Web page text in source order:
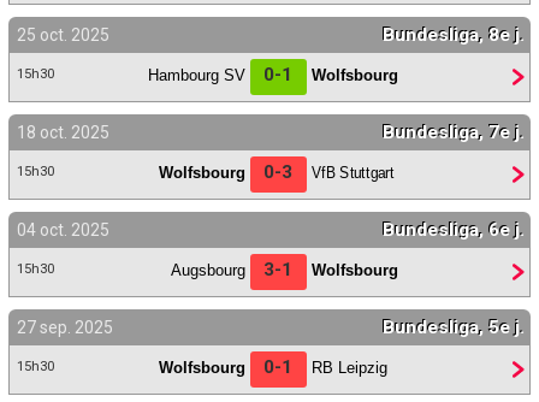
25 oct. 2025 Bundesliga, 8e j.
15h30 Hambourg SV 0-1 Wolfsbourg
18 oct. 2025 Bundesliga, 7e j.
15h30 Wolfsbourg 0-3 VfB Stuttgart
04 oct. 2025 Bundesliga, 6e j.
15h30 Augsbourg 3-1 Wolfsbourg
27 sep. 2025 Bundesliga, 5e j.
15h30 Wolfsbourg 0-1 RB Leipzig